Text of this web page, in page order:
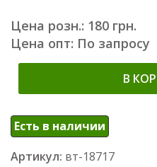
Цена розн.: 180 грн.
Цена опт: По запросу
В
Есть в наличии
Артикул: вт-18717